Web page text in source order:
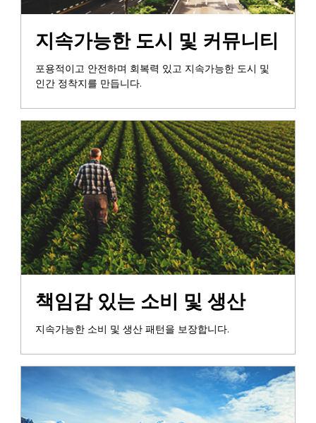
지속가능한 도시 및 커뮤니티
포용적이고 안전하며 회복력 있고 지속가능한 도시 및
인간 정착지를 만듭니다.
책임감 있는 소비 및 생산
지속가능한 소비 및 생산 패턴을 보장합니다.